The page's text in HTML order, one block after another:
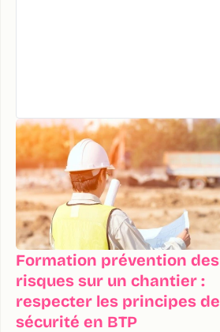
Formation prévention des
risques sur un chantier :
respecter les principes de
sécurité en BTP